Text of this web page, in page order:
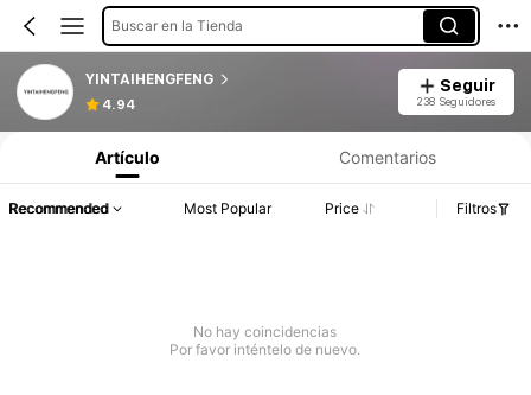
Buscar en la Tienda
YINTAIHENGFENG
4.94
Seguir
238 Seguidores
Artículo Comentarios
Recommended Most Popular Price Filtros
No hay coincidencias
Por favor inténtelo de nuevo.